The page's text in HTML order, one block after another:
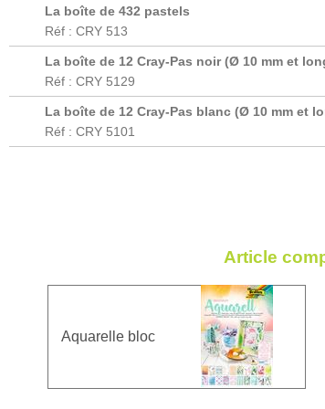
La boîte de 432 pastels
Réf : CRY 513
La boîte de 12 Cray-Pas noir (Ø 10 mm et
Réf : CRY 5129
La boîte de 12 Cray-Pas blanc (Ø 10 mm et
Réf : CRY 5101
Article
Aquarelle bloc